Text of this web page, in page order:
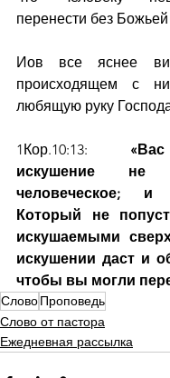
перенести без
Иов все яснее
происходящем с
любящую руку
1Кор.10:13:
искушение не
человеческое;
Который не
искушаемыми
искушении даст и
чтобы вы могли
СловоПроповедь
Слово от пастора
Ежедневная рассылка